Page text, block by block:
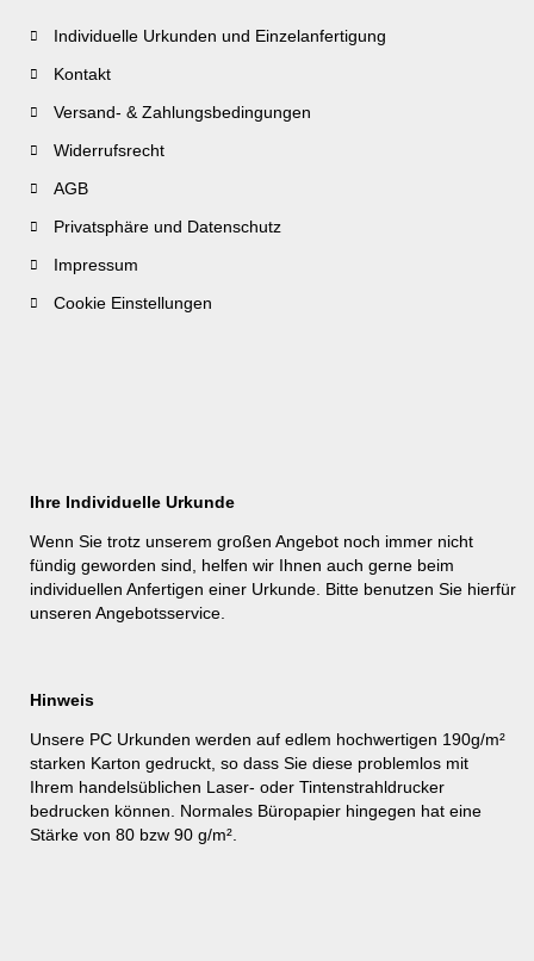
Individuelle Urkunden und Einzelanfertigung
Kontakt
Versand- & Zahlungsbedingungen
Widerrufsrecht
AGB
Privatsphäre und Datenschutz
Impressum
Cookie Einstellungen
Ihre Individuelle Urkunde
Wenn Sie trotz unserem großen Angebot noch immer nicht
fündig geworden sind, helfen wir Ihnen auch gerne beim
individuellen Anfertigen einer Urkunde. Bitte benutzen Sie hierfür
unseren Angebotsservice
Hinweis
Unsere PC Urkunden werden auf edlem hochwertigen 190g/m²
starken Karton gedruckt, so dass Sie diese problemlos mit
Ihrem handelsüblichen Laser- oder Tintenstrahldrucker
bedrucken können. Normales Büropapier hingegen hat eine
Stärke von 80 bzw 90 g/m².